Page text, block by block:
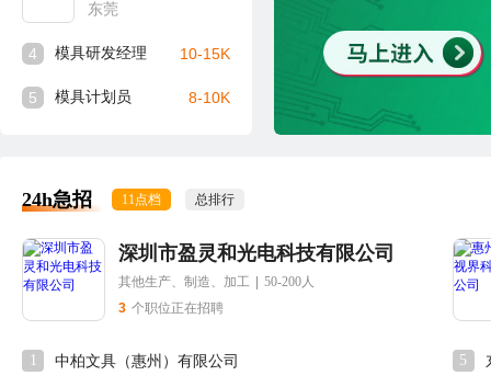
东莞
4 模具研发经理 10-15K
5 模具计划员 8-10K
24h急招 11点档 总排行
深圳市盈灵和光电科技有限公司
其他生产、制造、加工
50-200人
3 个职位正在招聘
1 中柏文具（惠州）有限公司 5